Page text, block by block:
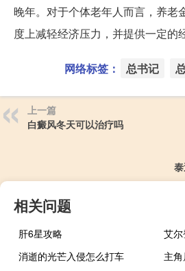
晚年。对于个体老年人而言，养老
度上减轻经济压力，并提供一定的
网络标签： 总书记
上一篇
白癜风冬天可以治疗吗
相关问题
肝6星攻略
艾
消逝的光芒入侵怎么打车
主